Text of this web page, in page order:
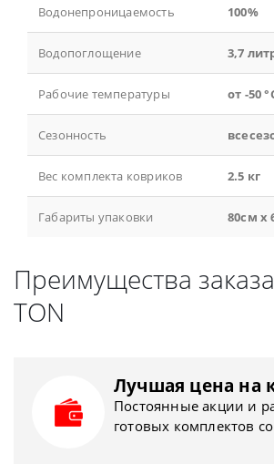
Водонепроницаемость 100%
Водопоглощение 3,7
Рабочие температуры от -50
Сезонность
Вес комплекта ковриков 2.5 кг
Габариты упаковки 80см x
Преимущества
TON
Лучшая цена на
Постоянные акции и
готовых комплектов